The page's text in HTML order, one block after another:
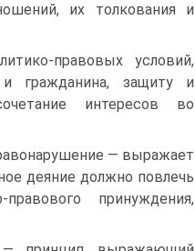
их толкования и
правовых условий,
и гражданина, защиту и
интересов во
— выражает
деяние должно повлечь
принуждения,